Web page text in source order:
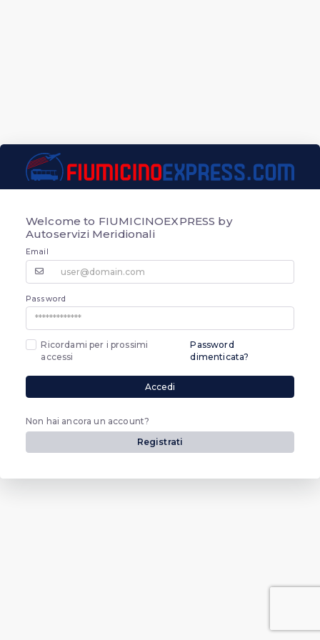
Welcome to FIUMICINOEXPRESS by
Autoservizi Meridionali
Email
Password
Ricordami per i prossimi
accessi
Password
dimenticata?
Accedi
Non hai ancora un account?
Registrati